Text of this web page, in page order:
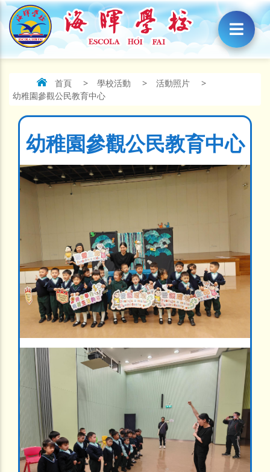
首頁 > 學校活動 > 活動照片
>
幼稚園參觀公民教育中心
幼稚園參觀公民教育中心